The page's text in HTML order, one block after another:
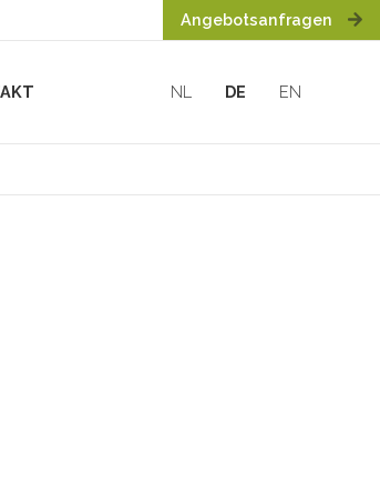
Angebotsanfragen
NL DE EN